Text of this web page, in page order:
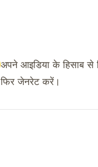
अपने आइडिया के हिसाब से
फिर जेनरेट करें।